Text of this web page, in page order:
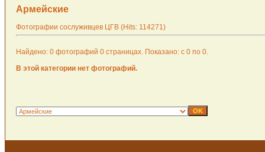
Армейские
Фотографии сослуживцев ЦГВ (Hits: 114271)
Найдено: 0 фотографий 0 страницах. Показано: с 0 по 0.
В этой категории нет фотографий.